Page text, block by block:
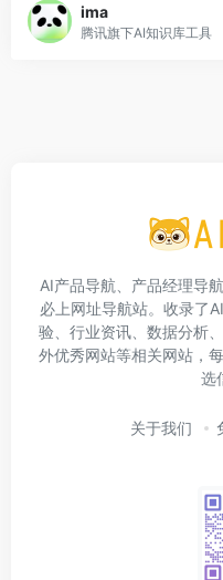
ima
腾讯旗下AI知识库工具
AI产品导航、产品经理导
必上网址导航站。收录了
验、行业资讯、数据分析
外优秀网站等相关网站，
选
关于我们